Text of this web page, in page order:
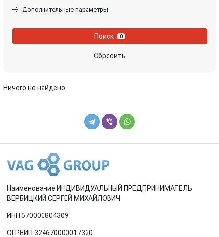
Nissan Opel
Toyota
Volvo
Дополнительные параметры
Поиск 0
Сбросить
Ничего не найдено.
Наименование ИНДИВИДУАЛЬНЫЙ ПРЕДПРИНИМАТЕЛЬ
ВЕРБИЦКИЙ СЕРГЕЙ МИХАЙЛОВИЧ
ИНН 670000804309
ОГРНИП 324670000017320